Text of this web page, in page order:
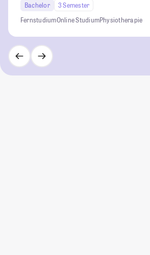
Bachelor
3 Semester
FernstudiumOnline StudiumPhysiotherapie